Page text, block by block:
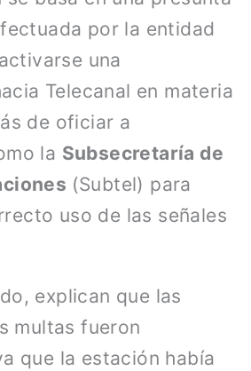
por la entidad
una
Telecanal en materia
de oficiar a
la Subsecretaría de
(Subtel) para
uso de las señales
explican que las
multas fueron
que la estación había